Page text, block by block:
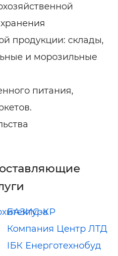
продукции: склады,
и морозильные
питания,
БАЗИС-КР
Компания Центр ЛТД
ІБК Енерготехнобуд